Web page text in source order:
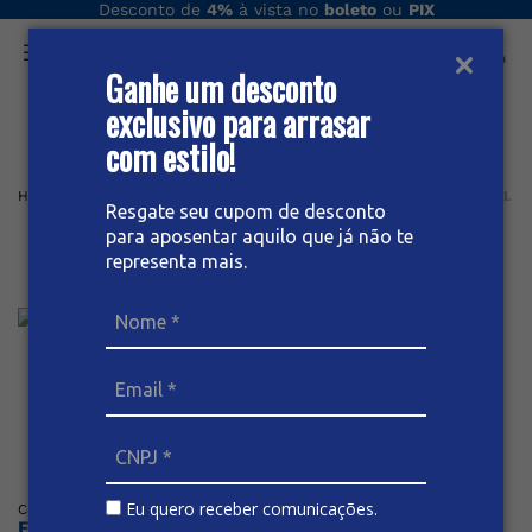
Ganhe um desconto
exclusivo para arrasar
com estilo!
Resgate seu cupom de desconto
para aposentar aquilo que já não te
representa mais.
Eu quero receber comunicações.
Desconto de 4%à vista no boletoou PIX
O que você procura hoje?
Home
Bermuda Jeans Social
Masculina
Posicione o mouse sob a imagem para dar zoom
Código 62572 BIVIK